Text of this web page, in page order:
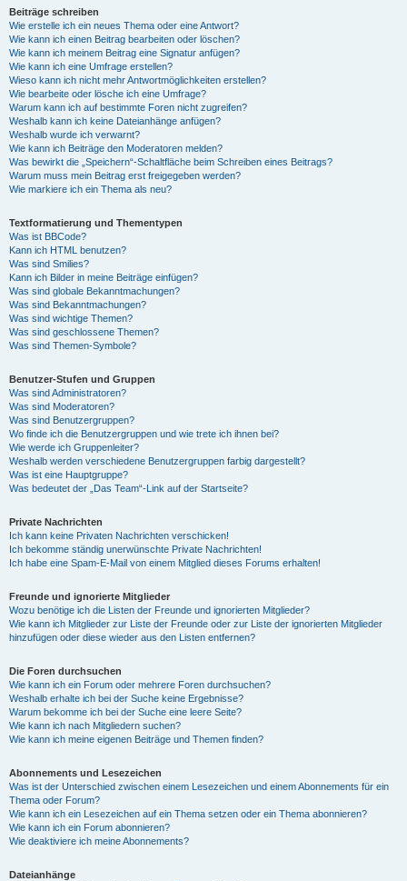
Beiträge schreiben
Wie erstelle ich ein neues Thema oder eine Antwort?
Wie kann ich einen Beitrag bearbeiten oder löschen?
Wie kann ich meinem Beitrag eine Signatur anfügen?
Wie kann ich eine Umfrage erstellen?
Wieso kann ich nicht mehr Antwortmöglichkeiten erstellen?
Wie bearbeite oder lösche ich eine Umfrage?
Warum kann ich auf bestimmte Foren nicht zugreifen?
Weshalb kann ich keine Dateianhänge anfügen?
Weshalb wurde ich verwarnt?
Wie kann ich Beiträge den Moderatoren melden?
Was bewirkt die „Speichern“-Schaltfläche beim Schreiben eines Beitrags?
Warum muss mein Beitrag erst freigegeben werden?
Wie markiere ich ein Thema als neu?
Textformatierung und Thementypen
Was ist BBCode?
Kann ich HTML benutzen?
Was sind Smilies?
Kann ich Bilder in meine Beiträge einfügen?
Was sind globale Bekanntmachungen?
Was sind Bekanntmachungen?
Was sind wichtige Themen?
Was sind geschlossene Themen?
Was sind Themen-Symbole?
Benutzer-Stufen und Gruppen
Was sind Administratoren?
Was sind Moderatoren?
Was sind Benutzergruppen?
Wo finde ich die Benutzergruppen und wie trete ich ihnen bei?
Wie werde ich Gruppenleiter?
Weshalb werden verschiedene Benutzergruppen farbig dargestellt?
Was ist eine Hauptgruppe?
Was bedeutet der „Das Team“-Link auf der Startseite?
Private Nachrichten
Ich kann keine Privaten Nachrichten verschicken!
Ich bekomme ständig unerwünschte Private Nachrichten!
Ich habe eine Spam-E-Mail von einem Mitglied dieses Forums erhalten!
Freunde und ignorierte Mitglieder
Wozu benötige ich die Listen der Freunde und ignorierten Mitglieder?
Wie kann ich Mitglieder zur Liste der Freunde oder zur Liste der ignorierten Mitglieder
hinzufügen oder diese wieder aus den Listen entfernen?
Die Foren durchsuchen
Wie kann ich ein Forum oder mehrere Foren durchsuchen?
Weshalb erhalte ich bei der Suche keine Ergebnisse?
Warum bekomme ich bei der Suche eine leere Seite?
Wie kann ich nach Mitgliedern suchen?
Wie kann ich meine eigenen Beiträge und Themen finden?
Abonnements und Lesezeichen
Was ist der Unterschied zwischen einem Lesezeichen und einem Abonnements für ein
Thema oder Forum?
Wie kann ich ein Lesezeichen auf ein Thema setzen oder ein Thema abonnieren?
Wie kann ich ein Forum abonnieren?
Wie deaktiviere ich meine Abonnements?
Dateianhänge